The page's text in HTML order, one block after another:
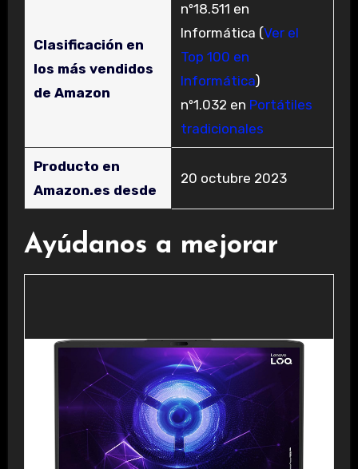
Clasificación en
los más vendidos
de Amazon
nº18.511 en
Informática (Ver el
Top 100 en
Informática)
nº1.032 en Portátiles
tradicionales
Producto en
Amazon.es desde
20 octubre 2023
Ayúdanos a mejorar